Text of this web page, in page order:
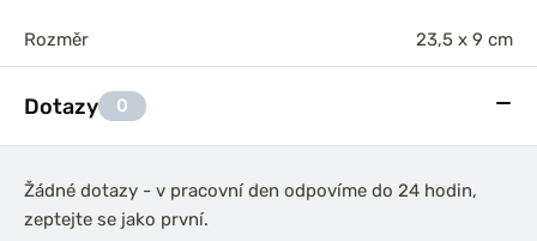
Rozměr 23,5 x 9 cm
Dotazy 0
Žádné dotazy - v pracovní den odpovíme do 24 hodin,
zeptejte se jako první.